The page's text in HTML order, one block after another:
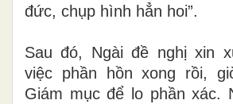
đức, chụp hình hẳn hoi”.
Sau đó, Ngài đề nghị xin
việc phần hồn xong rồi,
Giám mục để lo phần xác.